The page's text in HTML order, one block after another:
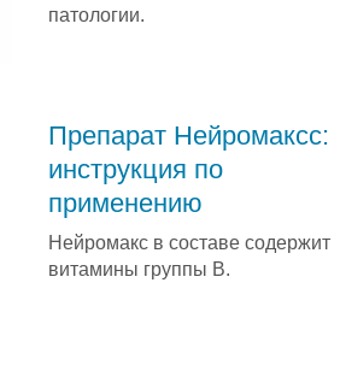
патологии.
Препарат Нейромаксс:
инструкция по
применению
Нейромакс в составе содержит
витамины группы B.